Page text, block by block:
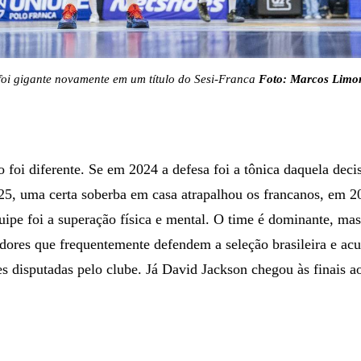
gigante novamente em um título do Sesi-Franca Foto: Marcos
foi diferente. Se em 2024 a defesa foi a tônica daquela
uma certa soberba em casa atrapalhou os francanos, em
foi a superação física e mental. O time é dominante,
que frequentemente defendem a seleção brasileira e
disputadas pelo clube. Já David Jackson chegou às finais